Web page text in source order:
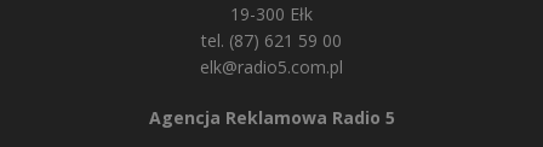
19-300 Ełk
tel. (87) 621 59 00
elk@radio5.com.pl
Agencja Reklamowa Radio 5